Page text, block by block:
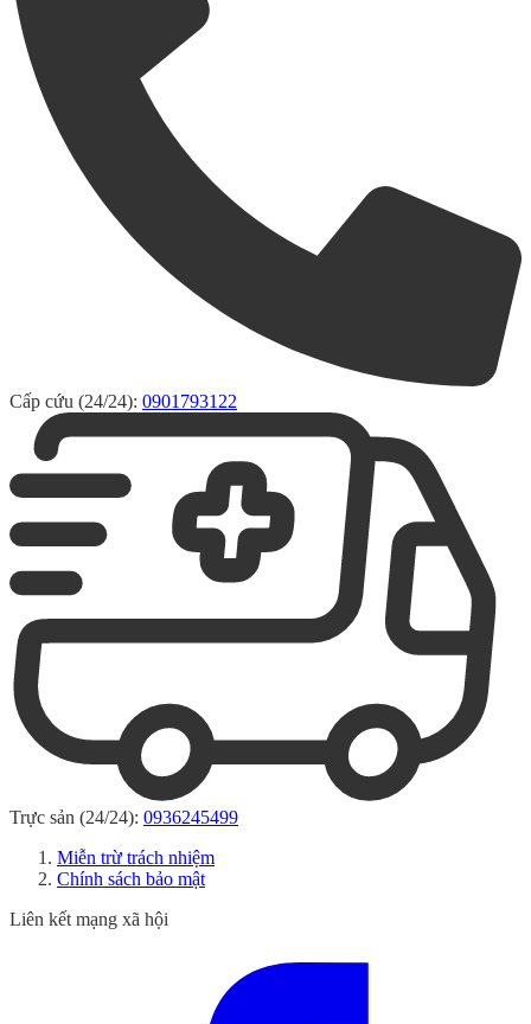
Cấp cứu (24/24): 0901793122
Trực sản (24/24): 0936245499
Miễn trừ trách nhiệm
Chính sách bảo mật
Liên kết mạng xã hội